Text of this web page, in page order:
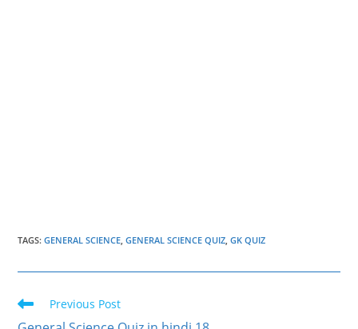
TAGS:GENERAL SCIENCE, GENERAL SCIENCE QUIZ, GK QUIZ
Read
Previous Post